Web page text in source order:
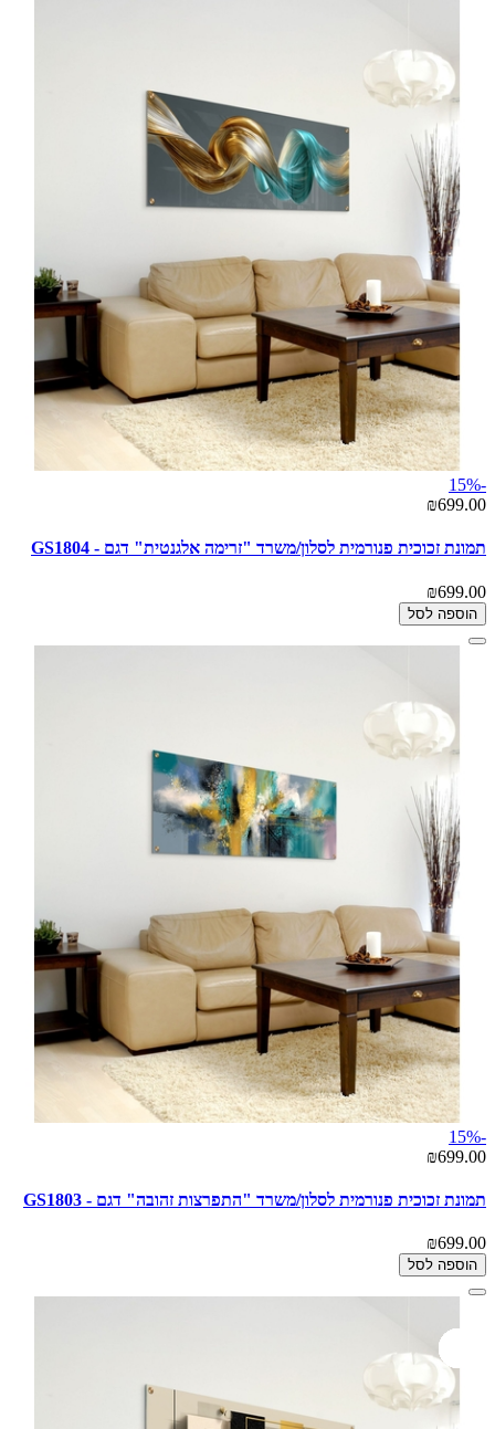
-15%
₪699.00
תמונת זכוכית פנורמית לסלון/משרד "זרימה אלגנטית" דגם - GS1804
₪699.00
הוספה לסל
-15%
₪699.00
תמונת זכוכית פנורמית לסלון/משרד "התפרצות זהובה" דגם - GS1803
₪699.00
הוספה לסל